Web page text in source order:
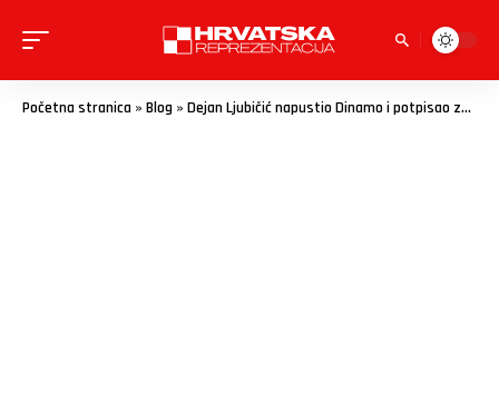
Početna stranica » Blog » Dejan Ljubičić napustio Dinamo i potpisao za Schalke, Kovačević mu poslao poruku!